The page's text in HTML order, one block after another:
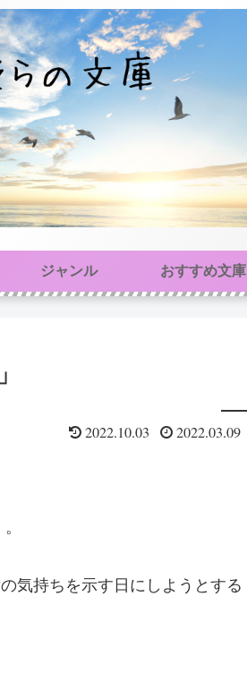
ジャンル おすすめ文庫
2022.10.03 2022.03.09
気持ちを示す日にしようとする